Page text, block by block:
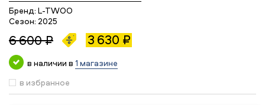
Бренд: L-TWOO
Сезон: 2025
6 600 ₽ 3 630 ₽
в наличии в 1 магазине
в избранное